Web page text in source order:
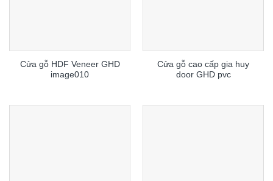
Cửa gỗ HDF Veneer GHD
image010
Cửa gỗ cao cấp gia huy
door GHD pvc